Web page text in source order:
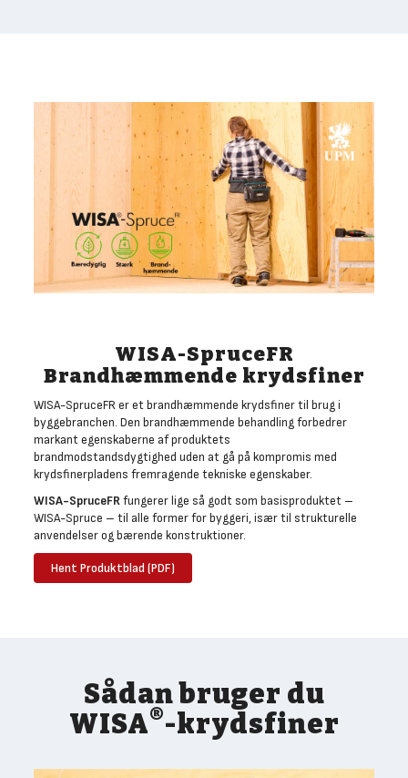
WISA-SpruceFR
Brandhæmmende krydsfiner
WISA-SpruceFR er et brandhæmmende krydsfiner til brug i
byggebranchen. Den brandhæmmende behandling forbedrer
markant egenskaberne af produktets
brandmodstandsdygtighed uden at gå på kompromis med
krydsfinerpladens fremragende tekniske egenskaber.
WISA-SpruceFRfungerer lige så godt som basisproduktet –
WISA-Spruce – til alle former for byggeri, især til strukturelle
anvendelser og bærende konstruktioner.
Hent Produktblad (PDF)
Sådan bruger du
WISA®-krydsfiner